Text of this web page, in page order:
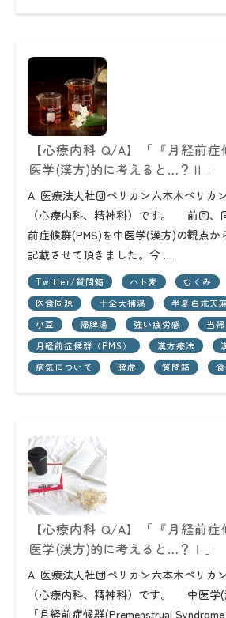
【心療内科 Q/A】「『月経前
医学(漢方)的に考えると…？Ⅱ」
A. 医療法人社団ペリカン六本木ペリカ
（心療内科、精神科）です。 前回、
前症候群(PMS)を中医学(漢方)の観点
記載させて頂きました。今 …
Twitter/質問箱 ハト麦 むくみ
医食同源
十全大補湯 半夏白朮天
小豆
帰脾湯 強い疲労感
当
月経前症候群（PMS）
漢方療法
病気について
脾虚 質問箱
【心療内科 Q/A】「『月経前
医学(漢方)的に考えると…？Ⅰ」
A. 医療法人社団ペリカン六本木ペリカ
（心療内科、精神科）です。 中医学
「月経前症候群(Premenstrual